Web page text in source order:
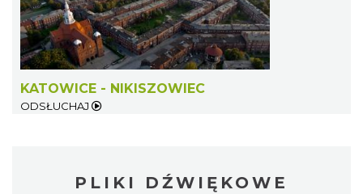
KATOWICE - NIKISZOWIEC
ODSŁUCHAJ
PLIKI DŹWIĘKOWE